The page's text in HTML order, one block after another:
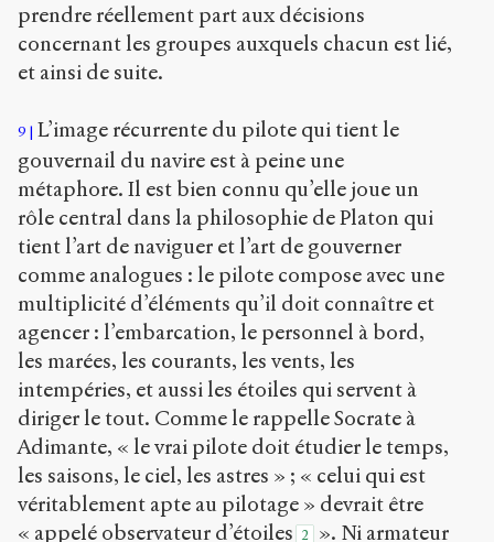
prendre réellement part aux décisions
concernant les groupes auxquels chacun est lié,
et ainsi de suite.
9
L’image récurrente du pilote qui tient le
gouvernail du navire est à peine une
métaphore. Il est bien connu qu’elle joue un
rôle central dans la philosophie de Platon qui
tient l’art de naviguer et l’art de gouverner
comme analogues : le pilote compose avec une
multiplicité d’éléments qu’il doit connaître et
agencer : l’embarcation, le personnel à bord,
les marées, les courants, les vents, les
intempéries, et aussi les étoiles qui servent à
diriger le tout. Comme le rappelle Socrate à
Adimante, « le vrai pilote doit étudier le temps,
les saisons, le ciel, les astres » ; « celui qui est
véritablement apte au pilotage » devrait être
« appelé observateur d’étoiles 2 ». Ni armateur